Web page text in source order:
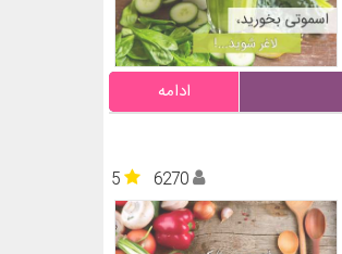
ادامه
5
6270